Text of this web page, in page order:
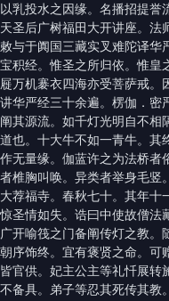
以乳投水之因缘。名播招提誉
天圣后广树福田大开讲座。法
敕与于阗国三藏实叉难陀译华
宝积经。惟圣之所归依。惟皇
屣万机褰衣四海亦受菩萨戒。
讲华严经三十余遍。楞伽．密
阐其源流。如千灯光明自不相
道也。十大牛不如一青牛。其
作无量缘。伽蓝许之为法桥者
者椎胸叫唤。异类者举身毛竖
大荐福寺。春秋七十。其年十
惊圣情如失。诰曰中使故僧法
广开喻筏之门备阐传灯之教
朝序饰终。宜有褒贤之命。可
皆官供。妃主公主等礼忏展
不备具。弟子等忍其死传其教